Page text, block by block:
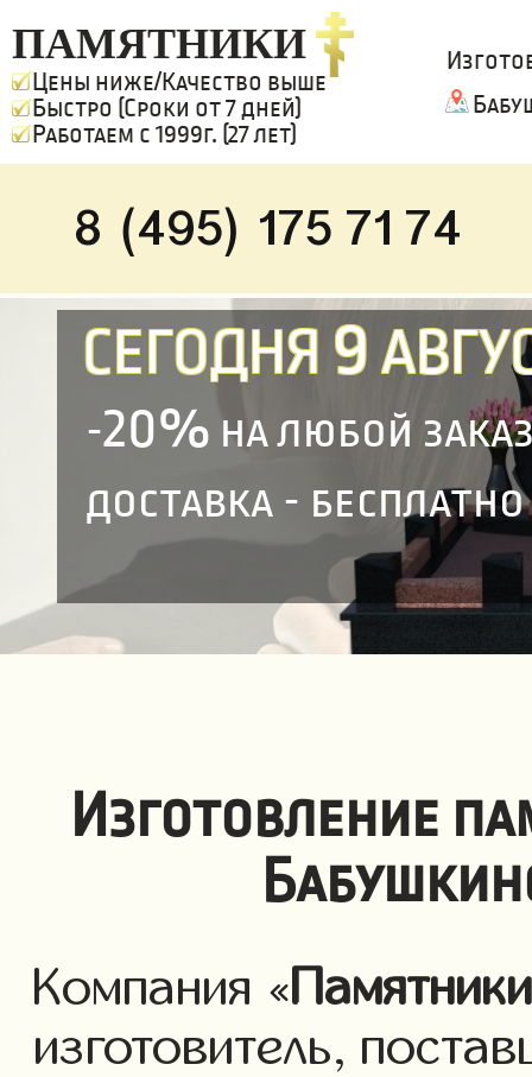
ПАМЯТНИКИ
Цены ниже/Качество выше
Быстро (Сроки от 7 дней)
Работаем с 1999г. (27 лет)
8 (495) 175 71 74
СЕГОДНЯ 9
-20% на любой
доставка - бесплатно
Изготовление
Компания «Памятники
изготовитель,